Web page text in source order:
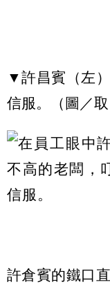
▼許昌賓（左
信服。（圖／取
許倉賓的鐵口